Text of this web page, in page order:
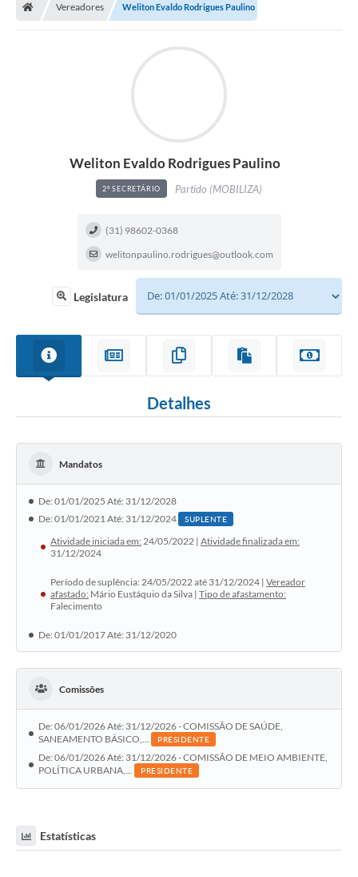
Vereadores Weliton Evaldo Rodrigues Paulino
Weliton Evaldo Rodrigues Paulino
2º SECRETÁRIO Partido (MOBILIZA)
(31) 98602-0368
welitonpaulino.rodrigues@outlook.com
Legislatura
Detalhes
Mandatos
De: 01/01/2025 Até: 31/12/2028
De: 01/01/2021 Até: 31/12/2024
SUPLENTE
Atividade iniciada em: 24/05/2022 | Atividade finalizada em:
31/12/2024
Período de suplência: 24/05/2022 até 31/12/2024 | Vereador
afastado: Mário Eustáquio da Silva | Tipo de afastamento:
Falecimento
De: 01/01/2017 Até: 31/12/2020
Comissões
De: 06/01/2026 Até: 31/12/2026 - COMISSÃO DE SAÚDE,
SANEAMENTO BÁSICO,...
PRESIDENTE
De: 06/01/2026 Até: 31/12/2026 - COMISSÃO DE MEIO AMBIENTE,
POLÍTICA URBANA,...
PRESIDENTE
Estatísticas